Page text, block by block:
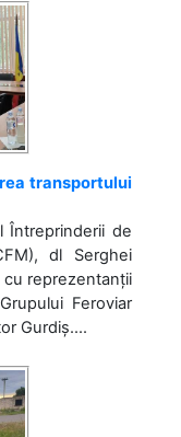
transportului
Întreprinderii de
dl Serghei
reprezentanții
Feroviar
Gurdiș....